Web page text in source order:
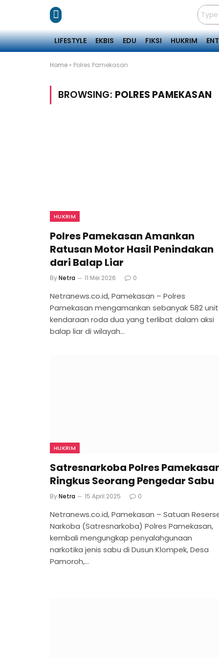
LIFESTYLE EKBIS EDU FIKSI HUKRIM
Home » Polres Pamekasan
BROWSING: POLRES PAMEKASAN
HUKRIM
Polres Pamekasan Amankan
Ratusan Motor Hasil Penindakan
dari Balap Liar
ByNetra 11 Mei 2026 0
Netranews.co.id, Pamekasan – Polres
Pamekasan mengamankan sebanyak 582 unit
kendaraan roda dua yang terlibat dalam aksi
balap liar di wilayah…
HUKRIM
Satresnarkoba Polres
Ringkus Seorang Pengedar Sabu
ByNetra 15 April 2025 0
Netranews.co.id, Pamekasan – Satuan
Narkoba (Satresnarkoba) Polres Pamekasan,
kembali mengungkap penyalahgunaan
narkotika jenis sabu di Dusun Klompek, Desa
Pamoroh,…